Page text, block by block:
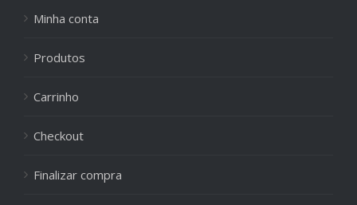
Minha conta
Produtos
Carrinho
Checkout
Finalizar compra